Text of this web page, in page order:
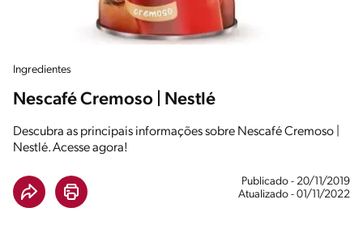
Ingredientes
Nescafé Cremoso | Nestlé
Descubra as principais informações sobre Nescafé Cremoso |
Nestlé. Acesse agora!
Publicado - 20/11/2019
Atualizado - 01/11/2022